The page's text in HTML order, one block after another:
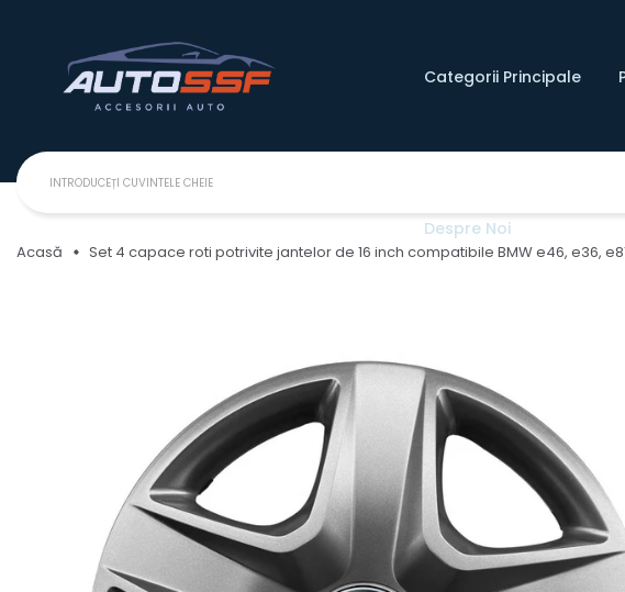
Categorii Principale
Despre Noi
Acasă Set 4 capace roti potrivite jantelor de 16 inch compatibile BMW e46, e36,